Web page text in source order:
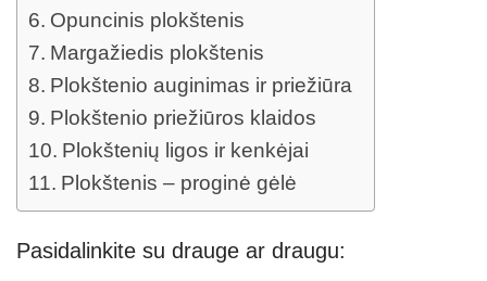
Opuncinis plokštenis
Margažiedis plokštenis
Plokštenio auginimas ir priežiūra
Plokštenio priežiūros klaidos
Plokštenių ligos ir kenkėjai
Plokštenis – proginė gėlė
Pasidalinkite su drauge ar draugu: